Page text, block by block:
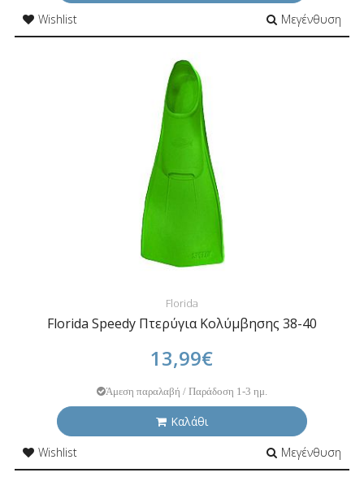
Wishlist
Μεγένθυση
Florida
Florida Speedy Πτερύγια Κολύμβησης 38-40
13,99€
Άμεση παραλαβή / Παράδοση 1-3 ημ.
Καλάθι
Wishlist
Μεγένθυση